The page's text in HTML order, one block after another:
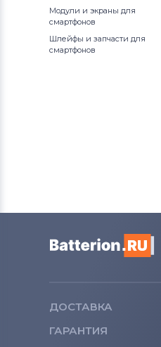
Модули и экраны для
смартфонов
Шлейфы и запчасти для
смартфонов
ДОСТАВКА
ГАРАНТИЯ